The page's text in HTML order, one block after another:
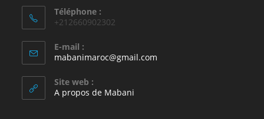
Téléphone :
+212660902302
E-mail :
mabanimaroc@gmail.com
Site web :
A propos de Mabani